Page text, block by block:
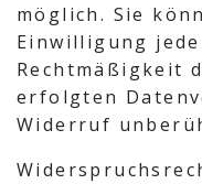
möglich. Sie
Einwilligung
Rechtmäßigkeit
erfolgten
Widerruf